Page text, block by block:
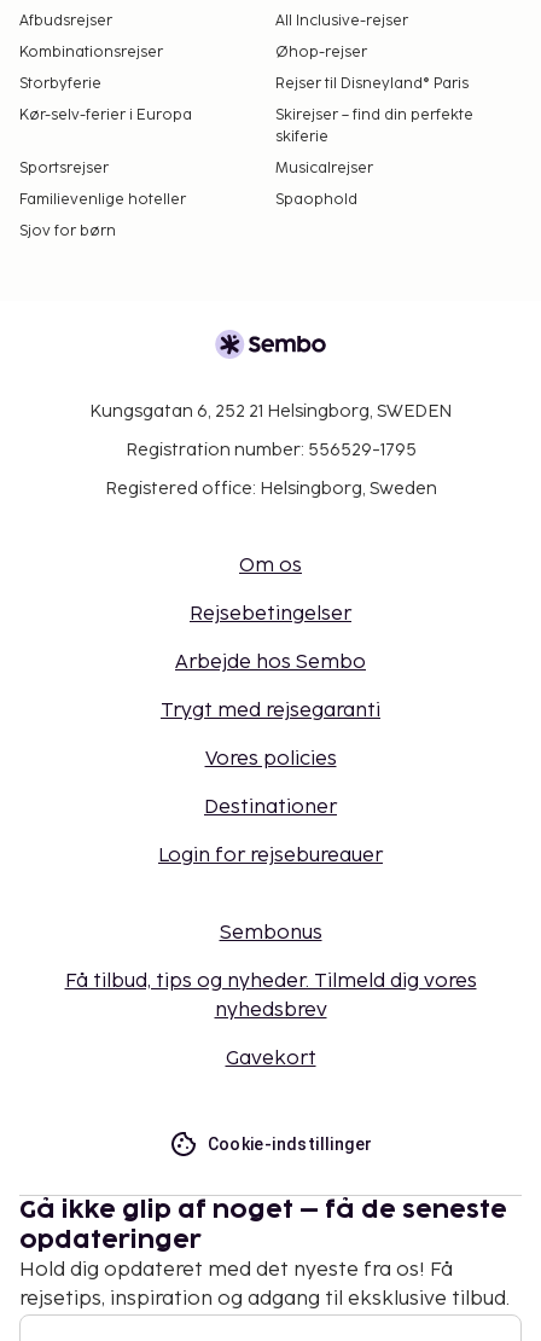
Afbudsrejser
All Inclusive-rejser
Kombinationsrejser
Øhop-rejser
Storbyferie
Rejser til Disneyland® Paris
Kør-selv-ferier i Europa
Skirejser – find din perfekte
skiferie
Sportsrejser
Musicalrejser
Familievenlige hoteller
Spaophold
Sjov for børn
Kungsgatan 6, 252 21 Helsingborg, SWEDEN
Registration number: 556529-1795
Registered office: Helsingborg, Sweden
Om os
Rejsebetingelser
Arbejde hos Sembo
Trygt med rejsegaranti
Vores policies
Destinationer
Login for rejsebureauer
Sembonus
Få tilbud, tips og nyheder. Tilmeld dig vores
nyhedsbrev
Gavekort
Cookie-indstillinger
Gå ikke glip af noget – få de seneste
opdateringer
Hold dig opdateret med det nyeste fra os! Få
rejsetips, inspiration og adgang til eksklusive tilbud.